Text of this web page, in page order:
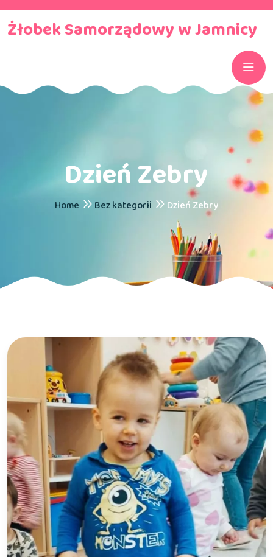
Żłobek Samorządowy w Jamnicy
Dzień Zebry
Home Bez kategorii Dzień Zebry